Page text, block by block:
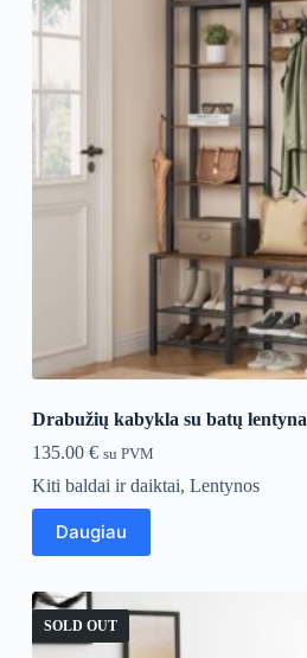
Drabužių kabykla su batų lentyna
135.00 € su PVM
Kiti baldai ir daiktai, Lentynos
Daugiau
SOLD OUT